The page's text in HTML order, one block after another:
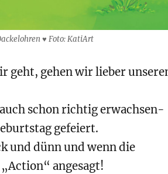
♥ Foto: KatiArt
geht, gehen wir lieber
schon richtig erwachsen-
gefeiert.
und dünn und wenn die
angesagt!